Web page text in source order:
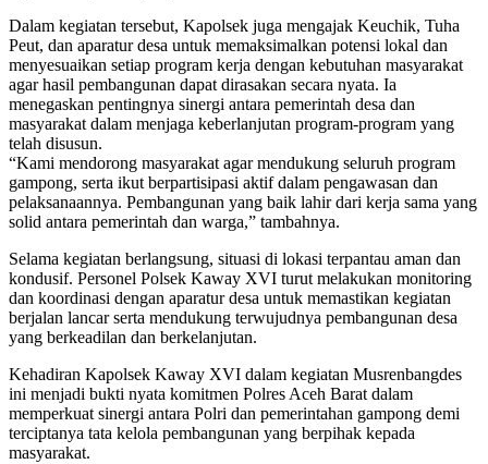
Dalam kegiatan tersebut, Kapolsek juga mengajak Keuchik, Tuha
Peut, dan aparatur desa untuk memaksimalkan potensi lokal dan
menyesuaikan setiap program kerja dengan kebutuhan masyarakat
agar hasil pembangunan dapat dirasakan secara nyata. Ia
menegaskan pentingnya sinergi antara pemerintah desa dan
masyarakat dalam menjaga keberlanjutan program-program yang
telah disusun.
“Kami mendorong masyarakat agar mendukung seluruh program
gampong, serta ikut berpartisipasi aktif dalam pengawasan dan
pelaksanaannya. Pembangunan yang baik lahir dari kerja sama yang
solid antara pemerintah dan warga,” tambahnya.
Selama kegiatan berlangsung, situasi di lokasi terpantau aman dan
kondusif. Personel Polsek Kaway XVI turut melakukan monitoring
dan koordinasi dengan aparatur desa untuk memastikan kegiatan
berjalan lancar serta mendukung terwujudnya pembangunan desa
yang berkeadilan dan berkelanjutan.
Kehadiran Kapolsek Kaway XVI dalam kegiatan Musrenbangdes
ini menjadi bukti nyata komitmen Polres Aceh Barat dalam
memperkuat sinergi antara Polri dan pemerintahan gampong demi
terciptanya tata kelola pembangunan yang berpihak kepada
masyarakat.